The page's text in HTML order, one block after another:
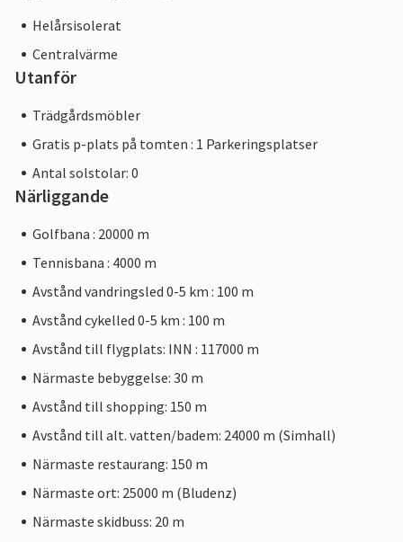
Helårsisolerat
Centralvärme
Utanför
Trädgårdsmöbler
Gratis p-plats på tomten : 1 Parkeringsplatser
Antal solstolar: 0
Närliggande
Golfbana : 20000 m
Tennisbana : 4000 m
Avstånd vandringsled 0-5 km : 100 m
Avstånd cykelled 0-5 km : 100 m
Avstånd till flygplats: INN : 117000 m
Närmaste bebyggelse: 30 m
Avstånd till shopping: 150 m
Avstånd till alt. vatten/badem: 24000 m (Simhall)
Närmaste restaurang: 150 m
Närmaste ort: 25000 m (Bludenz)
Närmaste skidbuss: 20 m